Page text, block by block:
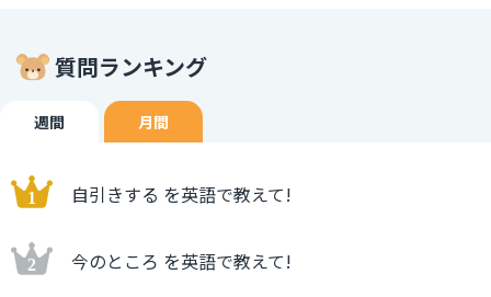
質問ランキング
週間 月間
自引きする を英語で教えて!
今のところ を英語で教えて!